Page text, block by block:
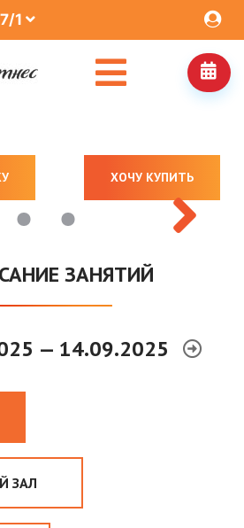
1
ХОЧУ КУПИТЬ
ЗАНЯТИЙ
— 14.09.2025
ЗАЛ